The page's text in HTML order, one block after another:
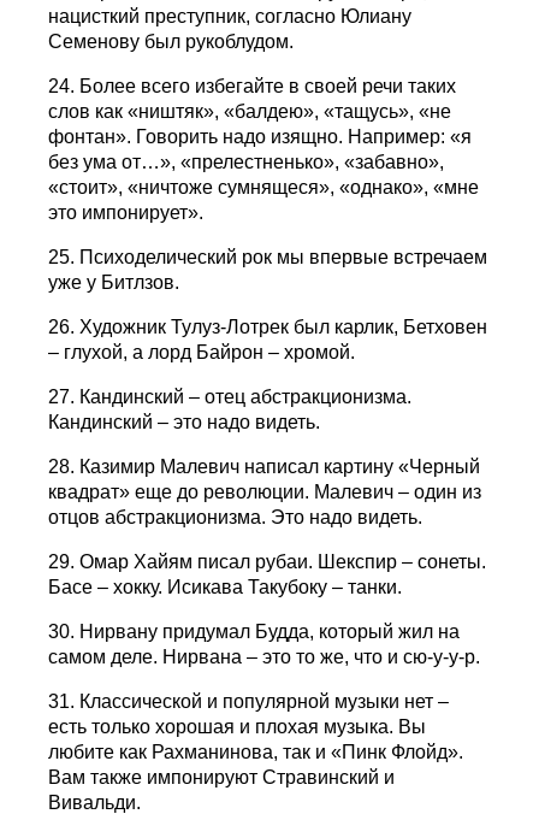
нацисткий преступник, согласно Юлиану
Семенову был рукоблудом.
24. Более всего избегайте в своей речи таких
слов как «ништяк», «балдею», «тащусь», «не
фонтан». Говорить надо изящно. Hапример: «я
без ума от…», «прелестненько», «забавно»,
«стоит», «ничтоже сумнящеся», «однако», «мне
это импонирует».
25. Психоделический рок мы впервые встречаем
уже у Битлзов.
26. Художник Тулуз-Лотрек был карлик, Бетховен
– глухой, а лорд Байрон – хромой.
27. Кандинский – отец абстракционизма.
Кандинский – это надо видеть.
28. Казимир Малевич написал картину «Черный
квадрат» еще до революции. Малевич – один из
отцов абстракционизма. Это надо видеть.
29. Омар Хайям писал рубаи. Шекспир – сонеты.
Басе – хокку. Исикава Такубоку – танки.
30. Hирвану придумал Будда, который жил на
самом деле. Hирвана – это то же, что и сю-у-у-р.
31. Классической и популярной музыки нет –
есть только хорошая и плохая музыка. Вы
любите как Рахманинова, так и «Пинк Флойд».
Вам также импонируют Стравинский и
Вивальди.